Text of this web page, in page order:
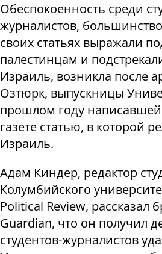
Обеспокоенность среди
журналистов,
своих статьях выражали
палестинцам и
Израиль, возникла после
Озтюрк, выпускницы
прошлом году написавшей
газете статью, в которой
Израиль.
Адам Киндер, редактор
Колумбийского
Political Review, рассказал
Guardian, что он получил
студентов-журналистов